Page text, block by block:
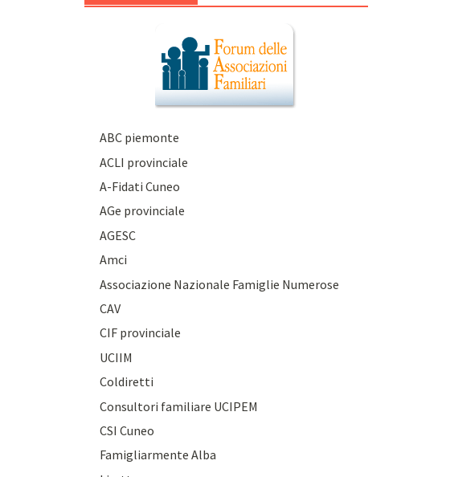
ABC piemonte
ACLI provinciale
A-Fidati Cuneo
AGe provinciale
AGESC
Amci
Associazione Nazionale Famiglie Numerose
CAV
CIF provinciale
UCIIM
Coldiretti
Consultori familiare UCIPEM
CSI Cuneo
Famigliarmente Alba